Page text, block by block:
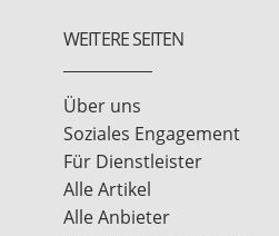
WEITERE SEITEN
Über uns
Soziales Engagement
Für Dienstleister
Alle Artikel
Alle Anbieter